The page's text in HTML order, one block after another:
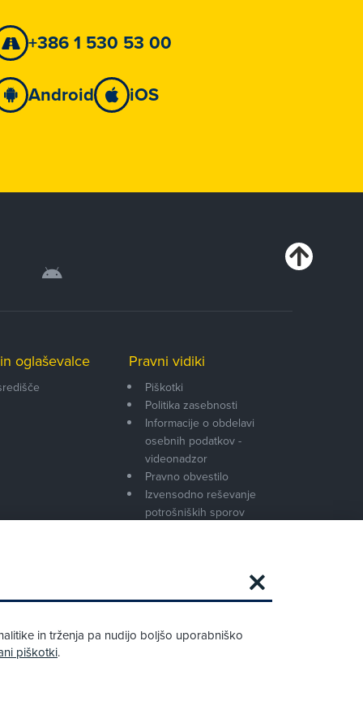
Obstoječi in novi AMZS člani, ki boste v
+386 1 530 53 00
Android
iOS
oglaševalce Pravni vidiki
Piškotki
Politika zasebnosti
Informacije o obdelavi
osebnih podatkov -
videonadzor
Pravno obvestilo
Izvensodno reševanje
potrošniških sporov
in trženja pa nudijo boljšo uporabniško
piškotki.